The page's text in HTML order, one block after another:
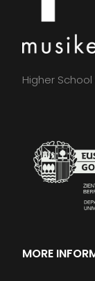
Higher
MORE